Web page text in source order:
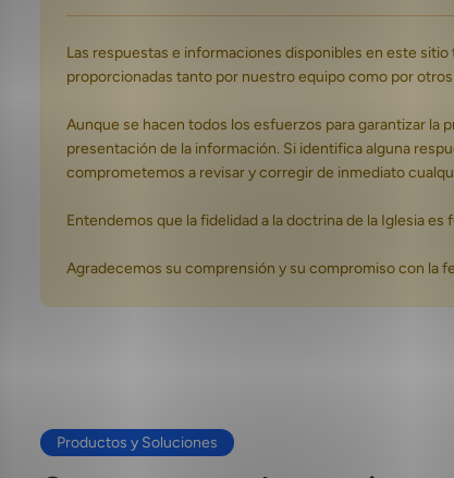
Las respuestas e informaciones disponibles en este
proporcionadas tanto por nuestro equipo como por
Aunque se hacen todos los esfuerzos para garantizar la
presentación de la información. Si identifica alguna
comprometemos a revisar y corregir de inmediato
Entendemos que la fidelidad a la doctrina de la Iglesia
Agradecemos su comprensión y su compromiso con la
Productos y Soluciones